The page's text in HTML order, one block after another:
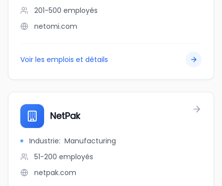
201-500 employés
netomi.com
Voir les emplois et détails
NetPak
Industrie: Manufacturing
51-200 employés
netpak.com